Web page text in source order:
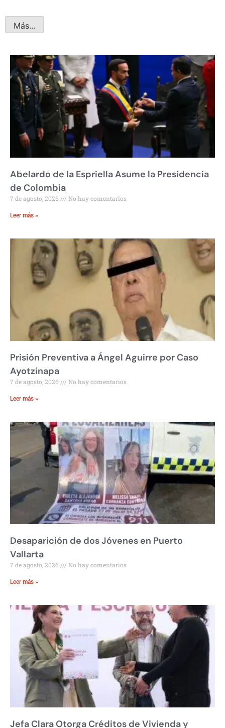
Más...
Abelardo de la Espriella Asume la Presidencia
de Colombia
7 de agosto, 2026 No hay comentarios
Leer más »
Prisión Preventiva a Ángel Aguirre por Caso
Ayotzinapa
7 de agosto, 2026 No hay comentarios
Leer más »
Desaparición de dos Jóvenes en Puerto
Vallarta
7 de agosto, 2026 No hay comentarios
Leer más »
Jefa Clara Otorga Créditos de Vivienda y